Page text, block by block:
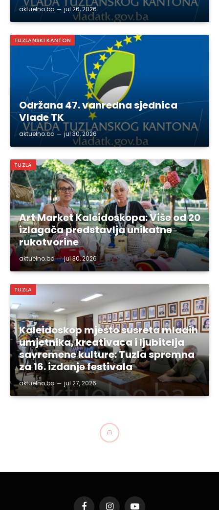
aktuelno.ba jul 26, 2026
TUZLANSKI KANTON
Održana 47. vanredna sjednica
Vlade TK
aktuelno.ba jul 30, 2026
TUZLA
Art Market Kaleidoskopa: Više od 20
izlagača predstavlja unikatne
rukotvorine
aktuelno.ba jul 30, 2026
TUZLA
Kaleidoskop mjesto susreta mladih
umjetnika, kreativaca i ljubitelja
savremene kulture: Tuzla spremna
za 16. izdanje festivala
aktuelno.ba jul 27, 2026